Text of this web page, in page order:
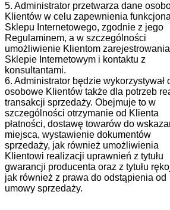
5. Administrator przetwarza dane
Klientów w celu zapewnienia
Sklepu Internetowego, zgodnie z jego
Regulaminem, a w szczególności
umożliwienie Klientom
Sklepie Internetowym i kontaktu z
konsultantami.
6. Administrator będzie wykorzystywał
osobowe Klientów także dla potrzeb
transakcji sprzedaży. Obejmuje to w
szczególności otrzymanie od Klienta
płatności, dostawę towarów do
miejsca, wystawienie dokumentów
sprzedaży, jak również umożliwienia
Klientowi realizacji uprawnień z tytułu
gwarancji producenta oraz z tytułu
jak również z prawa do odstąpienia od
umowy sprzedaży.